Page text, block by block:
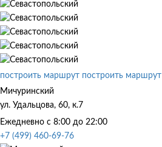
построить маршрут построить маршрут
Мичуринский
ул. Удальцова, 60, к.7
Ежедневно с 8:00 до 22:00
+7 (499) 460-69-76